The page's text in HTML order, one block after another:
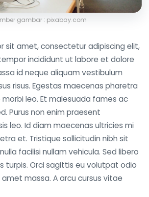
gambar : pixabay.com
sit amet, consectetur adipiscing elit,
incididunt ut labore et dolore
id neque aliquam vestibulum
risus. Egestas maecenas pharetra
leo. Et malesuada fames ac
Purus non enim praesent
leo. Id diam maecenas ultricies mi
et. Tristique sollicitudin nibh sit
facilisi nullam vehicula. Sed libero
turpis. Orci sagittis eu volutpat odio
amet massa. A arcu cursus vitae